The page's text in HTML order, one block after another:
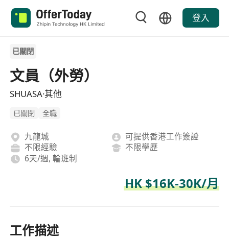
登入
已關閉
文員（外勞）
SHUASA·其他
已關閉 全職
九龍城
可提供香港工作簽證
不限經驗
不限學歷
6天/週, 輪班制
HK $16K-30K/月
工作描述